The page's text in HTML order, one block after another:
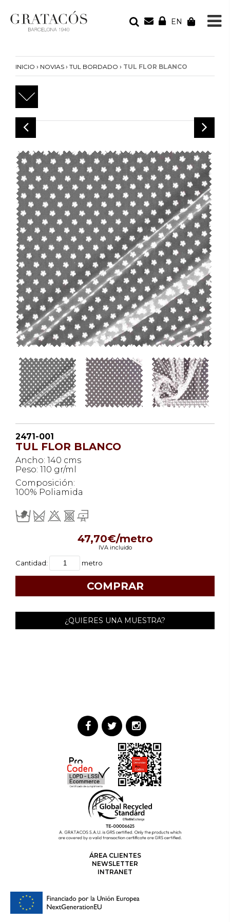
EN
Tu bolsa está vacía
INICIO › NOVIAS › TUL BORDADO › TUL FLOR BLANCO
2471-001
TUL FLOR BLANCO
Ancho: 140 cms
Peso: 110 gr/ml
Composición:
100% Poliamida
47,70€/metro
IVA incluido
Cantidad: metro
¿QUIERES UNA MUESTRA?
ÁREA CLIENTES
NEWSLETTER
INTRANET